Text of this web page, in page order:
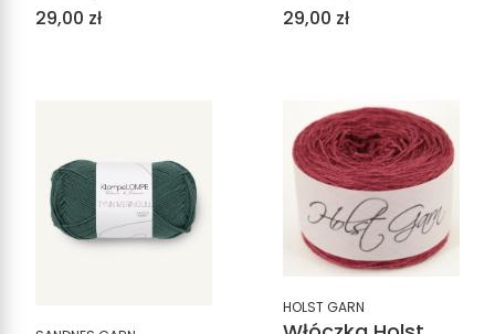
Cena
29,00 zł Cena
29,00 zł
HOLST GARN